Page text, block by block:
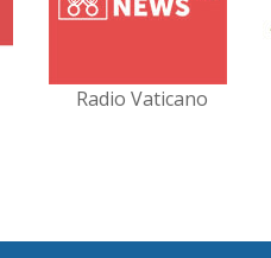
Radio Vaticano